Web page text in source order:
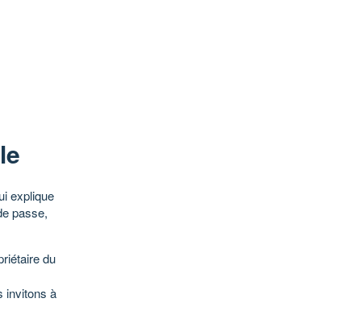
explique
passe,
du
invitons à